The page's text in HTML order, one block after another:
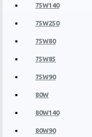
75W140
75W250
75W80
75W85
75W90
80W
80W140
80W90